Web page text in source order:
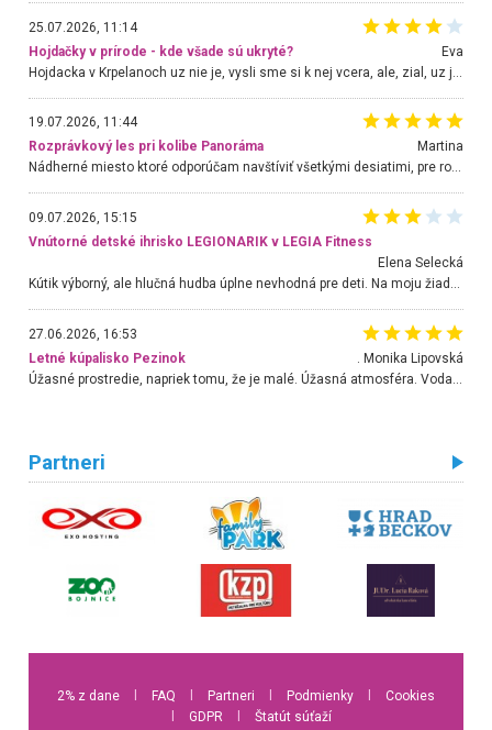
25.07.2026, 11:14
Hojdačky v prírode - kde všade sú ukryté?
Eva
19.07.2026, 11:44
Rozprávkový les pri kolibe Panoráma
Martina
Nádherné miesto ktoré odporúčam navštíviť všetkými desiatimi, pre rodiny s deťmi, dôchodcom... Proste a jednoducho ozaj rozprávkový les.. určite ešte prídeme. Odniesli sme si na pamiatku krásne tričká,
09.07.2026, 15:15
Vnútorné detské ihrisko LEGIONARIK v LEGIA Fitness
Elena Selecká
Kútik výborný, ale hlučná hudba úplne nevhodná pre deti. Na moju žiadosť o aspoň sušenie nereagovali.
27.06.2026, 16:53
Letné kúpalisko Pezinok
. Monika Lipovská
Partneri
2% z dane FAQ Partneri Podmienky
Cookies
GDPR Štatút súťaží